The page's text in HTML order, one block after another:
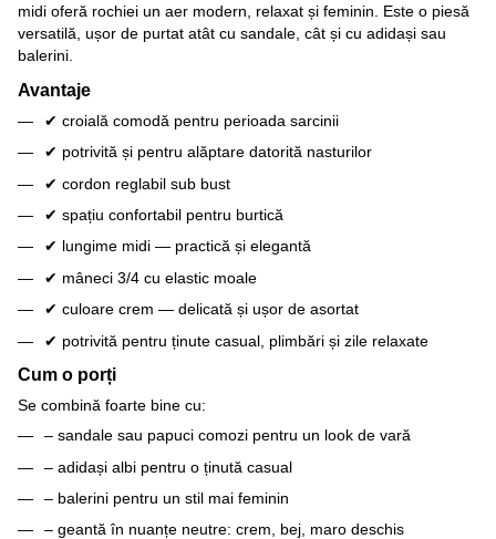
midi oferă rochiei un aer modern, relaxat și feminin. Este o piesă
versatilă, ușor de purtat atât cu sandale, cât și cu adidași sau
balerini.
Avantaje
✔ croială comodă pentru perioada sarcinii
✔ potrivită și pentru alăptare datorită nasturilor
✔ cordon reglabil sub bust
✔ spațiu confortabil pentru burtică
✔ lungime midi — practică și elegantă
✔ mâneci 3/4 cu elastic moale
✔ culoare crem — delicată și ușor de asortat
✔ potrivită pentru ținute casual, plimbări și zile relaxate
Cum o porți
Se combină foarte bine cu:
– sandale sau papuci comozi pentru un look de vară
– adidași albi pentru o ținută casual
– balerini pentru un stil mai feminin
– geantă în nuanțe neutre: crem, bej, maro deschis